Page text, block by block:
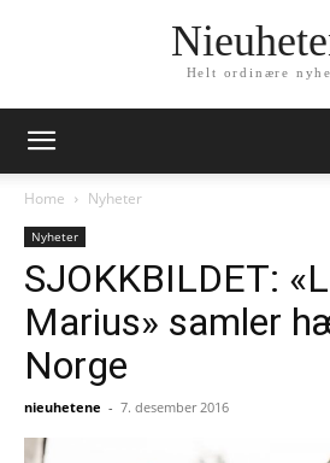
Helt ordinære
Home Nyheter
Nyheter
SJOKKBILDET:
Marius» samler
Norge
nieuhetene - 7. desember 2016